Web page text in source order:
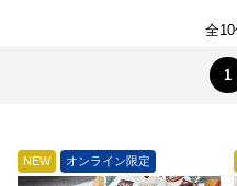
全
1
NEW オンライン限定